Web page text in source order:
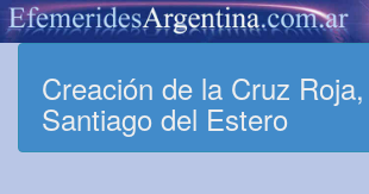
Creación de la Cruz
Santiago del Estero